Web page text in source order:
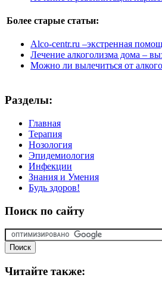
Более старые статьи:
Alco-centr.ru –экстренная
Лечение алкоголизма дома –
Можно ли вылечиться от
Разделы:
Главная
Терапия
Нозология
Эпидемиология
Инфекции
Знания и Умения
Будь здоров!
Поиск по сайту
Читайте также: